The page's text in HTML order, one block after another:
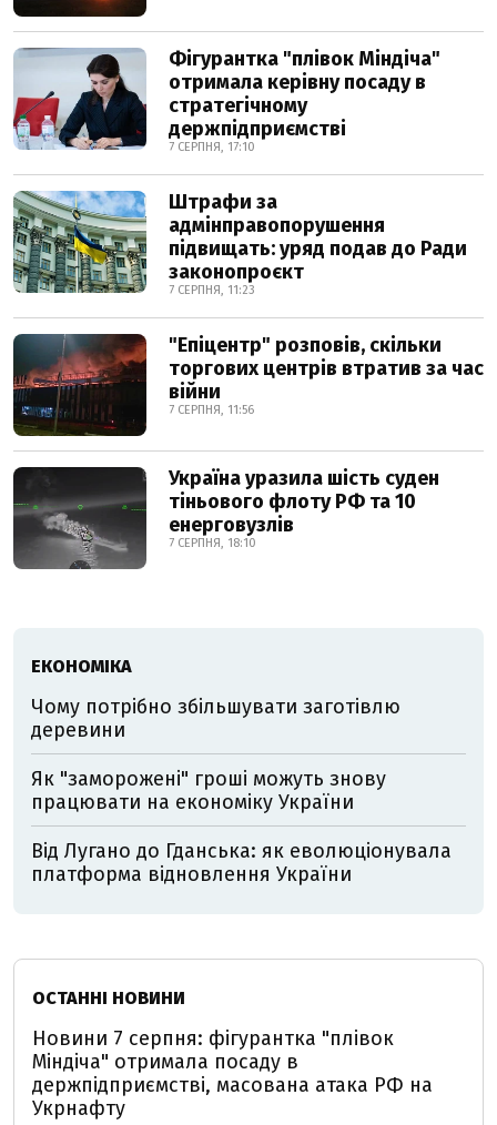
Фігурантка "плівок Міндіча"
отримала керівну посаду в
стратегічному
держпідприємстві
7 СЕРПНЯ, 17:10
Штрафи за
адмінправопорушення
підвищать: уряд подав до Ради
законопроєкт
7 СЕРПНЯ, 11:23
"Епіцентр" розповів, скільки
торгових центрів втратив за час
війни
7 СЕРПНЯ, 11:56
Україна уразила шість суден
тіньового флоту РФ та 10
енерговузлів
7 СЕРПНЯ, 18:10
ЕКОНОМІКА
Чому потрібно збільшувати заготівлю
деревини
Як "заморожені" гроші можуть знову
працювати на економіку України
Від Лугано до Гданська: як еволюціонувала
платформа відновлення України
ОСТАННІ НОВИНИ
Новини 7 серпня: фігурантка "плівок
Міндіча" отримала посаду в
держпідприємстві, масована атака РФ на
Укрнафту